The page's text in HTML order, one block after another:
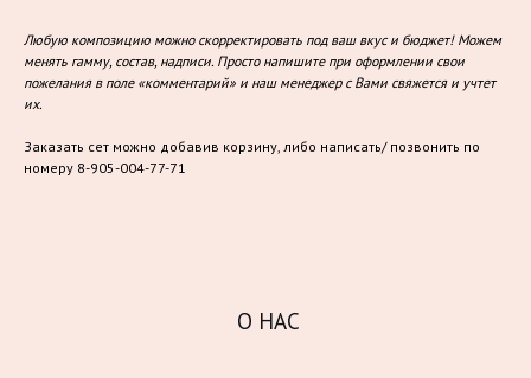
Любую композицию можно скорректировать под ваш вкус и бюджет! Можем
менять гамму, состав, надписи. Просто напишите при оформлении свои
пожелания в поле «комментарий» и наш менеджер с Вами свяжется и учтет
их.
Заказать сет можно добавив корзину, либо написать/ позвонить по
номеру 8-905-004-77-71
О НАС